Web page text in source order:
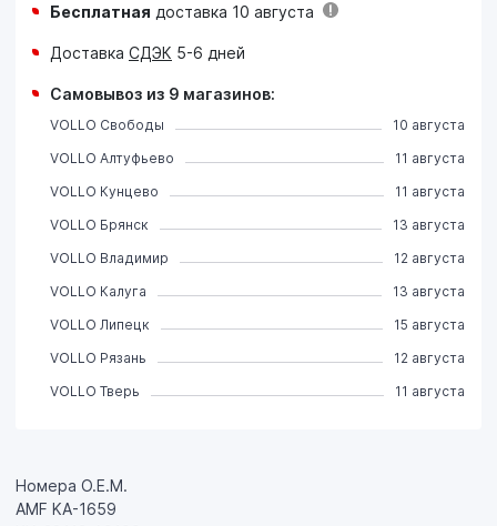
Номера О.Е.М.
AMF KA-1659
Бесплатная доставка 10 августа
Доставка СДЭК 5-6 дней
Самовывоз из 9 магазинов:
VOLLO Свободы
10 августа
VOLLO Алтуфьево
11 августа
VOLLO Кунцево
11 августа
VOLLO Брянск
13 августа
VOLLO Владимир
12 августа
VOLLO Калуга
13 августа
VOLLO Липецк
15 августа
VOLLO Рязань
12 августа
VOLLO Тверь
11 августа